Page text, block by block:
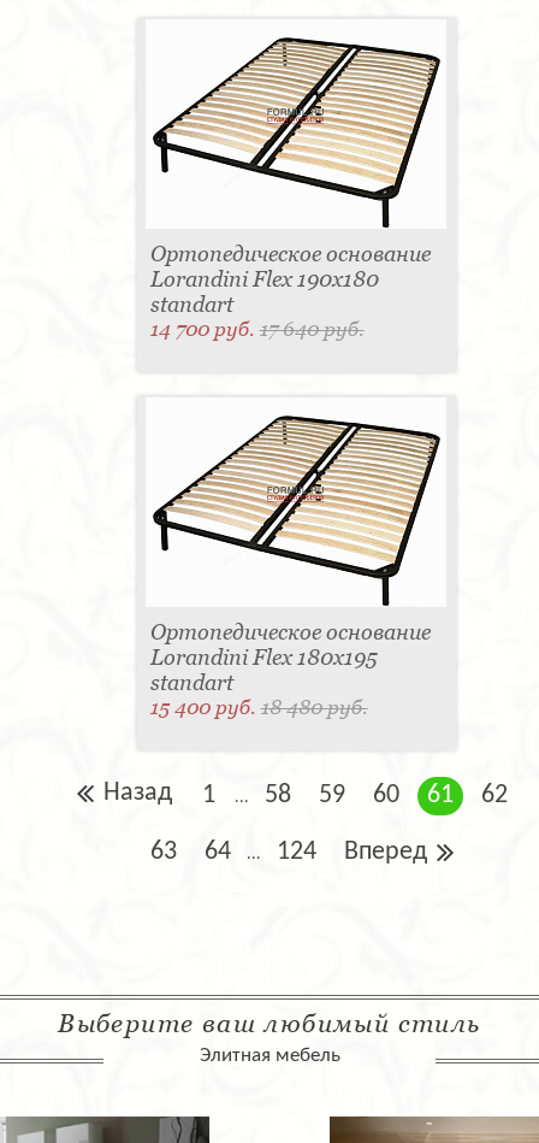
Ортопедическое основание
Lorandini Flex 190x180
standart
14 700 руб.17 640 руб.
Ортопедическое основание
Lorandini Flex 180x195
standart
15 400 руб.18 480 руб.
Назад 1 ... 58 59 60 61 62
63 64 ... 124 Вперед
Выберите ваш любимый стиль
Элитная мебель